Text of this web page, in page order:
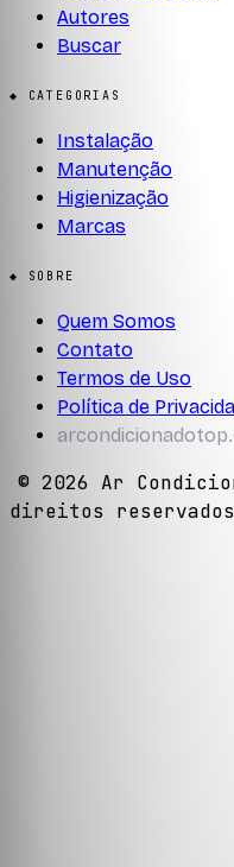
Autores
Buscar
◆ CATEGORIAS
Instalação
Manutenção
Higienização
Marcas
◆ SOBRE
Quem Somos
Contato
Termos de Uso
Política de
© 2026 Ar
direitos reservados